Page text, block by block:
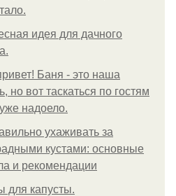
идея для дачного
Баня - это наша
но вот таскаться по гостям
надоело.
ухаживать за
кустами: основные
и рекомендации
для капусты.